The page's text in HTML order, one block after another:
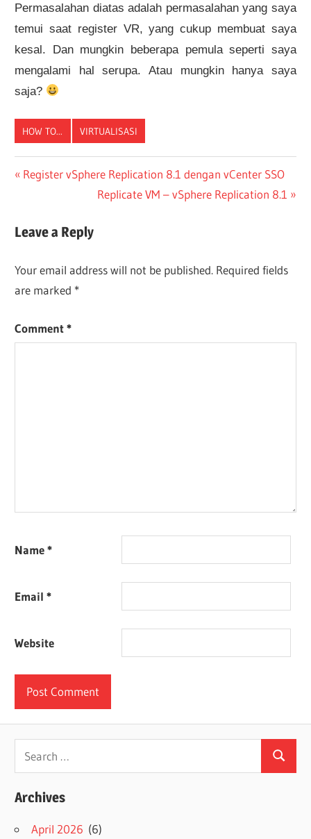
Permasalahan diatas adalah permasalahan yang saya
temui saat register VR, yang cukup membuat saya
kesal. Dan mungkin beberapa pemula seperti saya
mengalami hal serupa. Atau mungkin hanya saya
saja?
HOW TO... VIRTUALISASI
Post
navigation
Previous
Register vSphere Replication 8.1 dengan vCenter SSO
Next
Replicate VM – vSphere Replication 8.1
Leave a Reply
Your email address will not be published. Required fields
are marked *
Comment*
Name*
Email*
Website
Search
Archives
April 2026 (6)